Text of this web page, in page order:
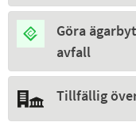
Göra
avfall
Tillfällig